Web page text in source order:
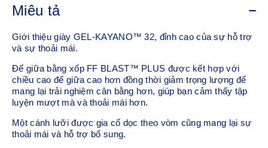
Miêu tả
Giới thiệu giày GEL-KAYANO™ 32, đỉnh cao của sự hỗ trợ
và sự thoải mái.
Đế giữa bằng xốp FF BLAST™ PLUS được kết hợp với
chiều cao đế giữa cao hơn đồng thời giảm trọng lượng để
mang lại trải nghiệm cân bằng hơn, giúp bạn cảm thấy tập
luyện mượt mà và thoải mái hơn.
Một cánh lưỡi được gia cố dọc theo vòm cũng mang lại sự
thoải mái và hỗ trợ bổ sung.